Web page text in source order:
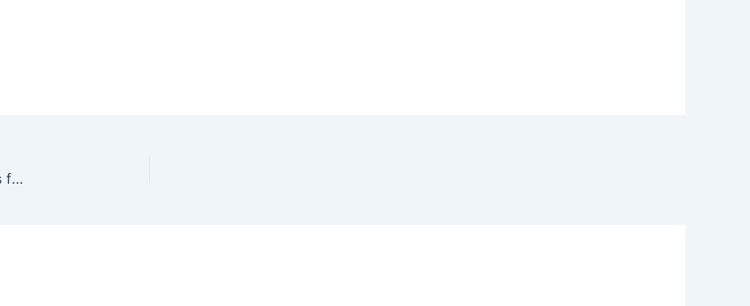
Decisión para votar por el registro de las organizaciones fue compleja: Carla Humphrey